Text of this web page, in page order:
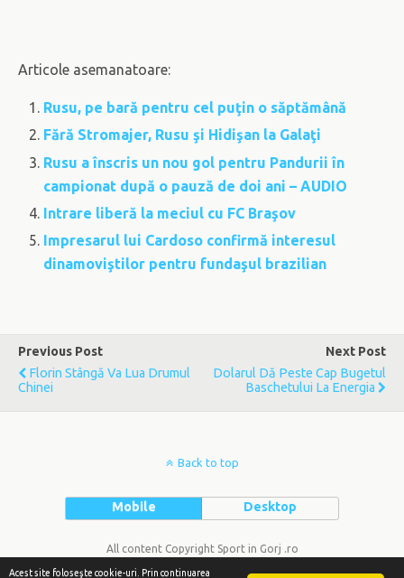
Articole asemanatoare:
Rusu, pe bară pentru cel puţin o săptămână
Fără Stromajer, Rusu şi Hidişan la Galaţi
Rusu a înscris un nou gol pentru Pandurii în
campionat după o pauză de doi ani – AUDIO
Intrare liberă la meciul cu FC Braşov
Impresarul lui Cardoso confirmă interesul
dinamoviştilor pentru fundaşul brazilian
Previous Post
Florin Stângă Va Lua Drumul
Chinei
Next Post
Dolarul Dă Peste Cap Bugetul
Baschetului La Energia
Back to top
Mobile Desktop
All content Copyright Sport in Gorj .ro
Acest site foloseşte cookie-uri. Prin continuarea